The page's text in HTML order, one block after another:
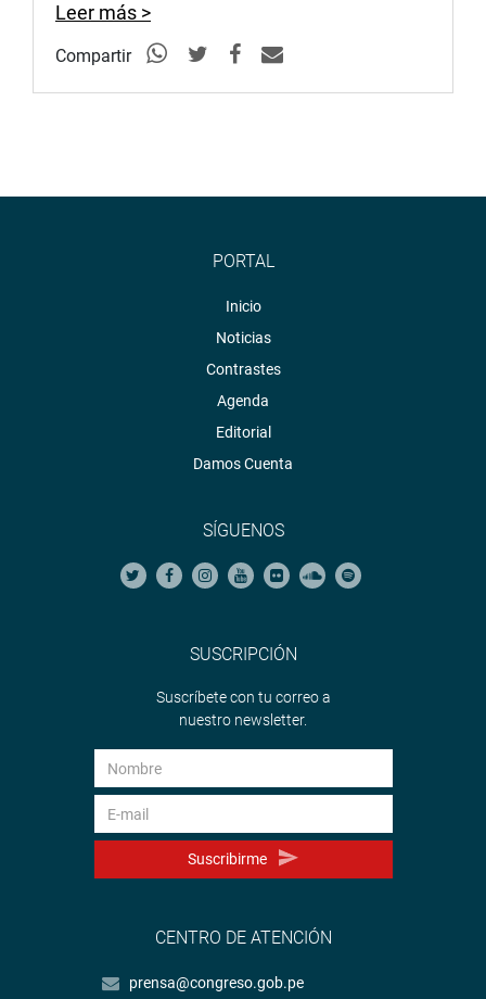
Leer más >
Compartir
PORTAL
Inicio
Noticias
Contrastes
Agenda
Editorial
Damos Cuenta
SÍGUENOS
SUSCRIPCIÓN
Suscríbete con tu correo a
nuestro newsletter.
Suscribirme
CENTRO DE ATENCIÓN
prensa@congreso.gob.pe